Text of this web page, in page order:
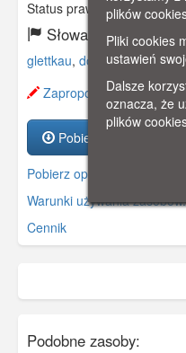
Status prawny:Użycie
Słowa kluczowe:
glettkau, dom zdrojowy ,
Zaproponuj zmianę
Pobierz zasób
Pobierz opis
Warunki używania zasobów.
Cennik
Podobne zasoby:
plików
Pliki cookies
ustawień
Dalsze
oznacza, że
plików